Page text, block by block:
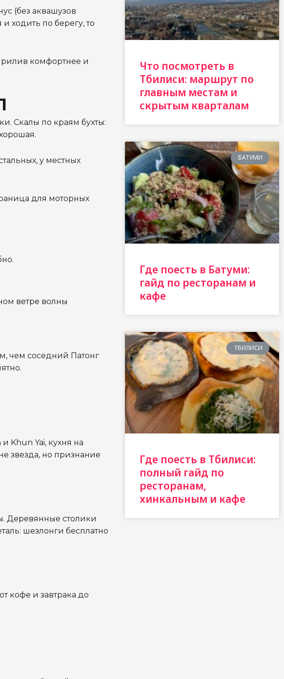
(без аквашузов
ходить по берегу, то
комфортнее и
Скалы по краям бухты:
у местных
для моторных
ветре волны
чем соседний Патонг
Khun Yai, кухня на
звезда, но признание
Деревянные столики
шезлонги бесплатно
кофе и завтрака до
Что посмотреть в
Тбилиси: маршрут по
главным местам и
скрытым кварталам
БАТУМИ
Где поесть в Батуми:
гайд по ресторанам и
кафе
ТБИЛИСИ
Где поесть в Тбилиси:
полный гайд по
ресторанам,
хинкальным и кафе